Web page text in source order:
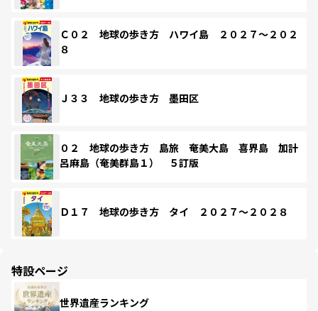
Ｃ０２ 地球の歩き方 ハワイ島 ２０２７～２０２
８
Ｊ３３ 地球の歩き方 墨田区
０２ 地球の歩き方 島旅 奄美大島 喜界島 加計
呂麻島（奄美群島１） ５訂版
Ｄ１７ 地球の歩き方 タイ ２０２７～２０２８
特設ページ
世界遺産ランキング